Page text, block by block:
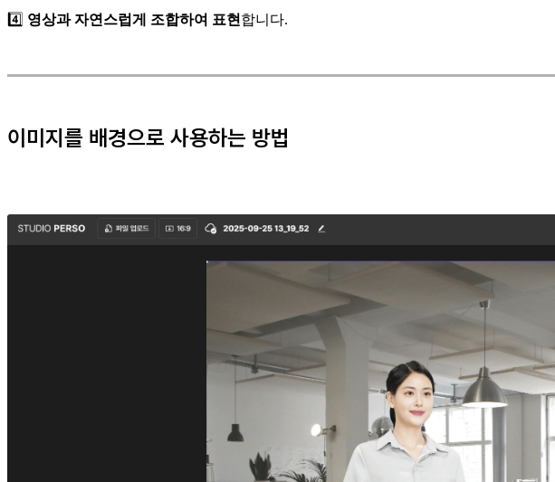
4️⃣ 영상과 자연스럽게 조합하여 표현 합니다.
이미지를 배경으로 사용하는 방법